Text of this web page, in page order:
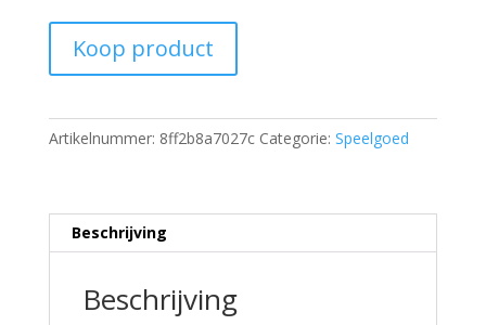
Koop product
Artikelnummer: 8ff2b8a7027c Categorie: Speelgoed
Beschrijving
Beschrijving